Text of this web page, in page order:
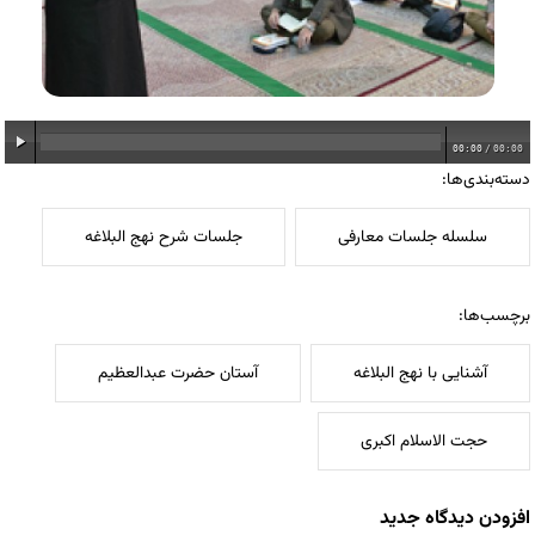
00:00 / 00:00
دسته‌بندی‌ها:
سلسله جلسات معارفی جلسات شرح نهج البلاغه
برچسب‌ها:
آشنایی با نهج البلاغه آستان حضرت عبدالعظیم
حجت الاسلام اکبری
افزودن دیدگاه جدید